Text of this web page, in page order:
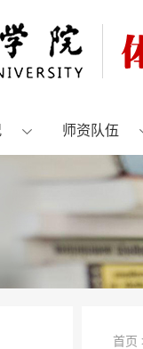
师资队伍
首页